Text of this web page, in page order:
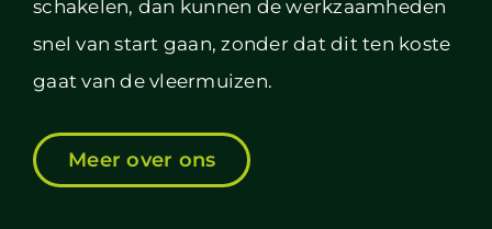
schakelen, dan kunnen de werkzaamheden
snel van start gaan, zonder dat dit ten koste
gaat van de vleermuizen.
Meer over ons